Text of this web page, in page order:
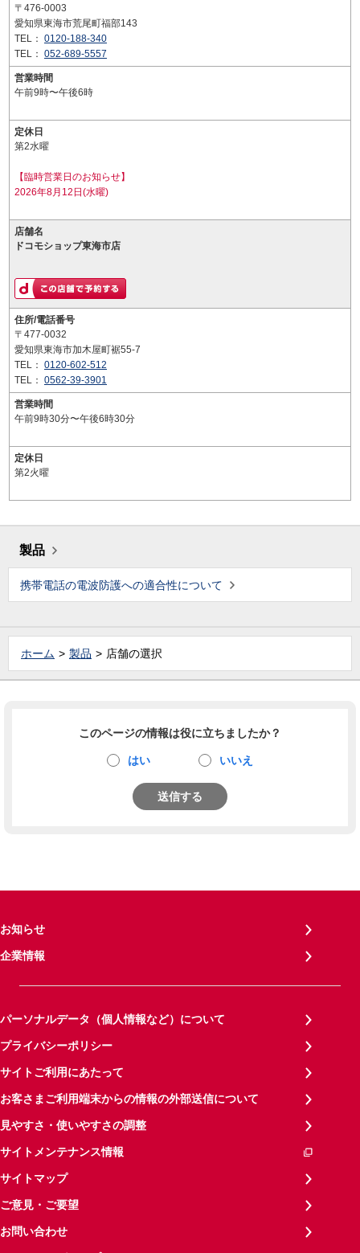
〒476-0003
愛知県東海市荒尾町福部143
TEL： 0120-188-340
TEL： 052-689-5557
営業時間
午前9時〜午後6時
定休日
第2水曜
【臨時営業日のお知らせ】
2026年8月12日(水曜)
店舗名
ドコモショップ東海市店
住所/電話番号
〒477-0032
愛知県東海市加木屋町裾55-7
TEL： 0120-602-512
TEL： 0562-39-3901
営業時間
午前9時30分〜午後6時30分
定休日
第2火曜
製品
携帯電話の電波防護への適合性について
ホーム 製品 店舗の選択
このページの情報は役に立ちましたか？
はい いいえ
送信する
お知らせ
企業情報
パーソナルデータ（個人情報など）について
プライバシーポリシー
サイトご利用にあたって
お客さまご利用端末からの情報の外部送信について
見やすさ・使いやすさの調整
サイトメンテナンス情報
サイトマップ
ご意見・ご要望
お問い合わせ